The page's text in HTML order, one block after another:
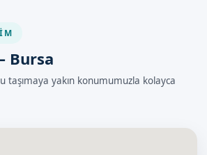
Bursa
taşımaya yakın konumumuzla kolayca